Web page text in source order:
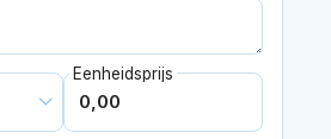
Eenheidsprijs